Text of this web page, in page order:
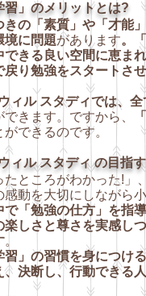
」のメリットとは?
きの「素質」や「才能
境に問題があります。
できる良い空間に恵ま
戻り勉強をスタートさせ
ィル スタディでは、
できます。ですから、
ができるのです。
ィル スタディ の目指
ところがわかった!」
感動を大切にしながら
で「勉強の仕方」を指
楽しさと尊さを実感し
。
習」の習慣を身につけ
、決断し、行動できる